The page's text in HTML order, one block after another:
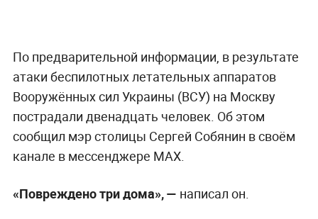
По предварительной информации, в результате
атаки беспилотных летательных аппаратов
Вооружённых сил Украины (ВСУ) на Москву
пострадали двенадцать человек. Об этом
сообщил мэр столицы Сергей Собянин в своём
канале в мессенджере MAX.
«Повреждено три дома», — написал он.